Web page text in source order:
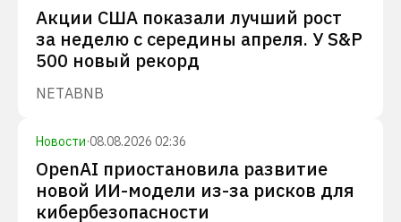
Акции США показали лучший рост
за неделю с середины апреля. У S&P
500 новый рекорд
NETABNB
Новости·08.08.2026 02:36
OpenAI приостановила развитие
новой ИИ-модели из-за рисков для
кибербезопасности